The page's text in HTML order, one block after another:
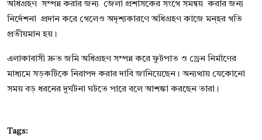
অধিগ্রহণ সম্পন্ন করার জন্য জেলা প্রশাসকের সংগে সমন্বয় করার জন্য
নির্দেশনা প্রদান করে গেলেও অদৃশ্যকারণে অধিগ্রহণ কাজে মন্হর গতি
প্রতীয়মান হয়।
এলাকাবাসী দ্রুত জমি অধিগ্রহণ সম্পন্ন করে ফুটপাত ও ড্রেন নির্মাণের
মাধ্যমে সড়কটিকে নিরাপদ করার দাবি জানিয়েছেন। অন্যথায় যেকোনো
সময় বড় ধরনের দুর্ঘটনা ঘটতে পারে বলে আশঙ্কা করছেন তারা।
Tags: